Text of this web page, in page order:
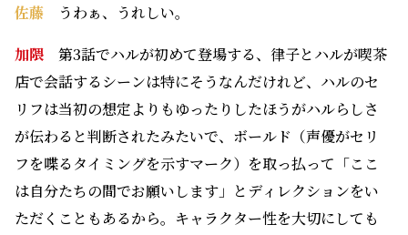
佐藤 うわぁ、うれしい。
加隈 第3話でハルが初めて登場する、律子とハルが喫茶
店で会話するシーンは特にそうなんだけれど、ハルのセ
リフは当初の想定よりもゆったりしたほうがハルらしさ
が伝わると判断されたみたいで、ボールド（声優がセリ
フを喋るタイミングを示すマーク）を取っ払って「ここ
は自分たちの間でお願いします」とディレクションをい
ただくこともあるから。キャラクター性を大切にしても